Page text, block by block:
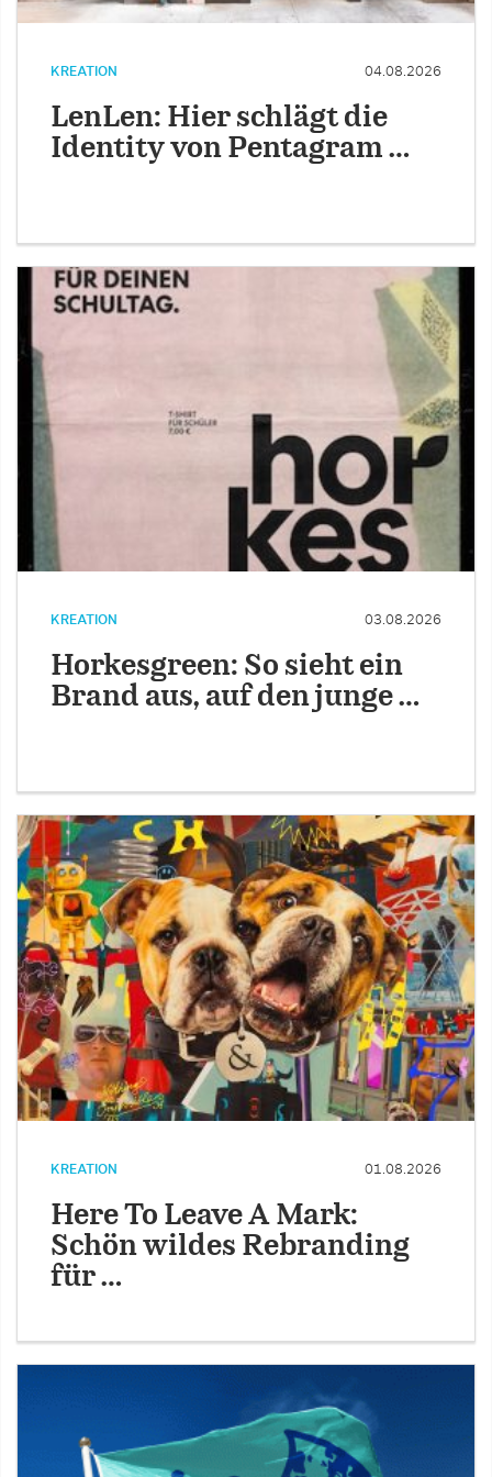
KREATION 04.08.2026
LenLen: Hier schlägt die
Identity von Pentagram …
KREATION 03.08.2026
Horkesgreen: So sieht ein
Brand aus, auf den junge …
KREATION 01.08.2026
Here To Leave A Mark:
Schön wildes Rebranding
für …